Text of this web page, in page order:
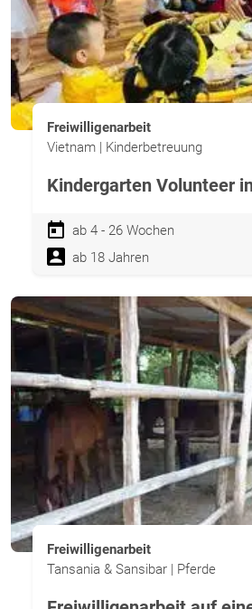
Freiwilligenarbeit
Vietnam | Kinderbetreuung
Kindergarten Volunteer
ab 4 - 26 Wochen
ab 18 Jahren
Freiwilligenarbeit
Tansania & Sansibar | Pferde